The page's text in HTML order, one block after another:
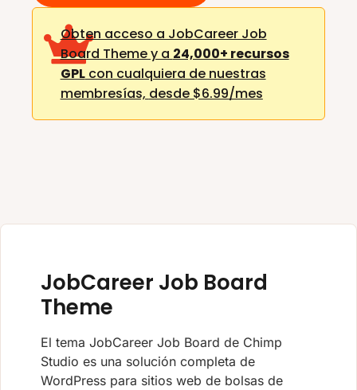
Obten acceso a JobCareer Job
Board Theme y a 24,000+ recursos
GPLcon cualquiera de nuestras
membresías, desde $6.99/mes
JobCareer Job Board
Theme
El tema JobCareer Job Board de Chimp
Studio es una solución completa de
WordPress para sitios web de bolsas de